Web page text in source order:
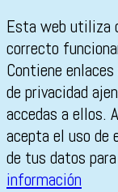
Esta web utiliza
correcto
Contiene
de privacidad
accedas a ellos.
acepta el uso de
de tus datos
información